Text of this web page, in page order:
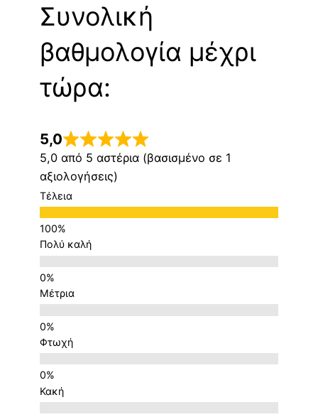
Συνολική
βαθμολογία μέχρι
τώρα:
5,0
5,0 από 5 αστέρια (βασισμένο σε 1
αξιολογήσεις)
Τέλεια
Πολύ καλή
Μέτρια
Φτωχή
Κακή